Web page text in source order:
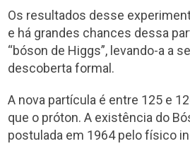
Os resultados desse
e há grandes chances dessa
“bóson de Higgs”, levando-a a
descoberta formal.
A nova partícula é entre 125 e
que o próton. A existência do
postulada em 1964 pelo físico